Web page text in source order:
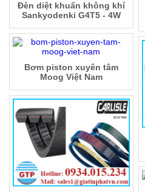
Đèn diệt khuẩn không khí
Sankyodenki G4T5 - 4W
Bơm piston xuyên tâm
Moog Việt Nam